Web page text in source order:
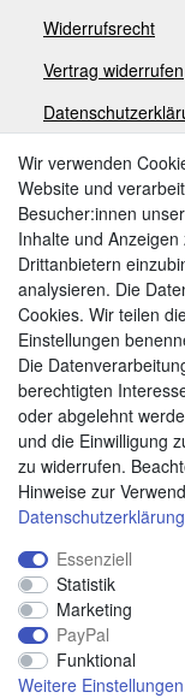
Widerrufsrecht
Vertrag widerrufen
Impressum
Zahlungsarten
Weitere
Kauf auf
Vorkasse
Hier sind wir
Wir verwenden
Website und
Besucher:innen
Inhalte und
Drittanbietern
analysieren. Die
Cookies. Wir teilen
Einstellungen
Die
berechtigten
oder abgelehnt
und die Einwilligung
zu widerrufen.
Hinweise zur
Daten­schutz­erklärung
Essenziell
Statistik
Marketing
PayPal
Funktional
Weitere Einstellungen